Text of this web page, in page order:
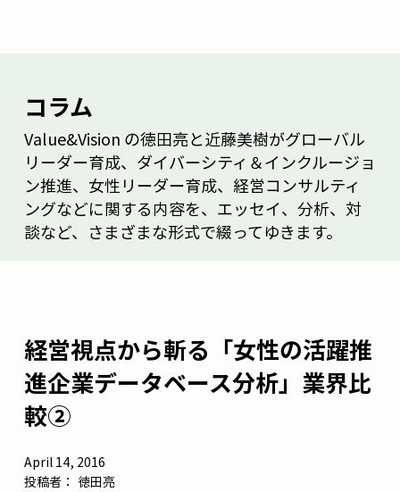
April 14, 2016
投稿者： 徳田亮
経営視点から斬る「女性の活躍推
進企業データベース分析」業界比
較②
コラム
Value&Vision の徳田亮と近藤美樹がグローバル
リーダー育成、ダイバーシティ＆インクルージョ
ン推進、女性リーダー育成、経営コンサルティ
ングなどに関する内容を、エッセイ、分析、対
談など、さまざまな形式で綴ってゆきます。